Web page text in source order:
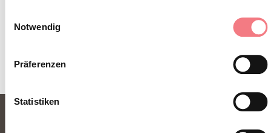
Notwendig
Präferenzen
Statistiken